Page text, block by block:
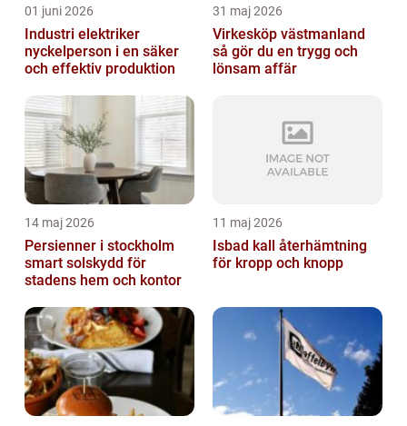
01 juni 2026
Industri elektriker
nyckelperson i en säker
och effektiv produktion
31 maj 2026
Virkesköp västmanland
så gör du en trygg och
lönsam affär
14 maj 2026
Persienner i stockholm
smart solskydd för
stadens hem och kontor
11 maj 2026
Isbad kall återhämtning
för kropp och knopp